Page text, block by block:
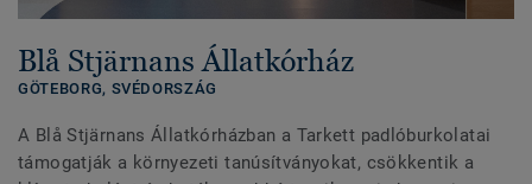
Blå Stjärnans Állatkórház
GÖTEBORG, SVÉDORSZÁG
A Blå Stjärnans Állatkórházban a Tarkett padlóburkolatai
támogatják a környezeti tanúsítványokat, csökkentik a